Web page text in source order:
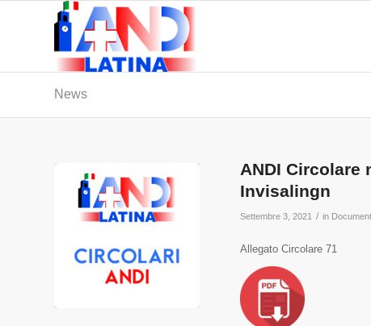
News
ANDI Circolare
Invisalingn
Settembre 3, 2021 / in
Allegato Circolare 71